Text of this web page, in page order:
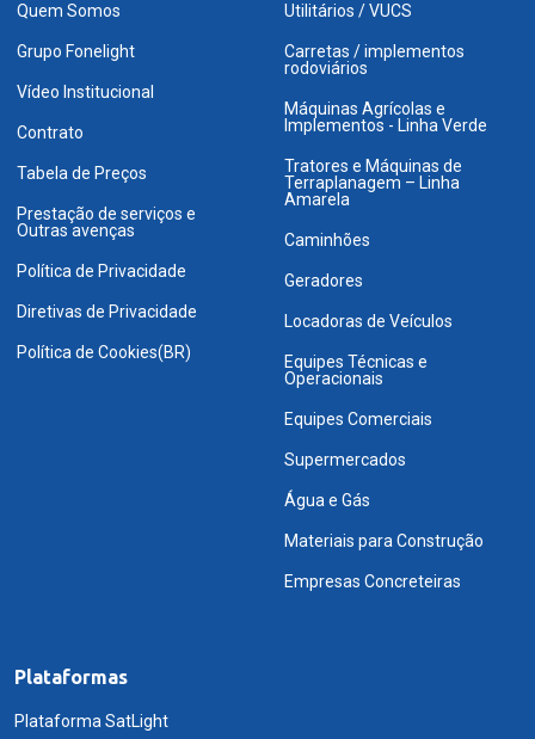
Quem Somos
Grupo Fonelight
Vídeo Institucional
Contrato
Tabela de Preços
Prestação de serviços e
Outras avenças
Política de Privacidade
Diretivas de Privacidade
Política de Cookies(BR)
Utilitários / VUCS
Carretas / implementos
rodoviários
Máquinas Agrícolas e
Implementos - Linha Verde
Tratores e Máquinas de
Terraplanagem – Linha
Amarela
Caminhões
Geradores
Locadoras de Veículos
Equipes Técnicas e
Operacionais
Equipes Comerciais
Supermercados
Água e Gás
Materiais para Construção
Empresas Concreteiras
Plataformas
Plataforma SatLight